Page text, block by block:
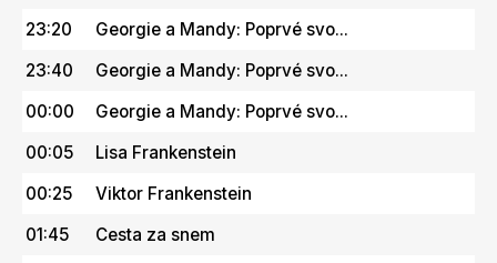
23:20
Georgie a Mandy: Poprvé svo...
23:40
Georgie a Mandy: Poprvé svo...
00:00
Georgie a Mandy: Poprvé svo...
00:05
Lisa Frankenstein
00:25
Viktor Frankenstein
01:45
Cesta za snem